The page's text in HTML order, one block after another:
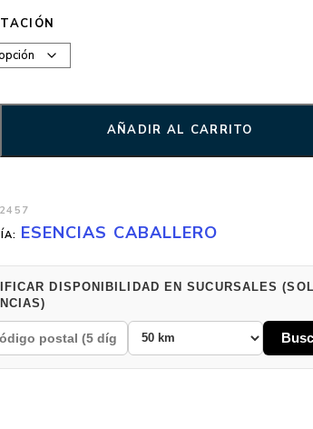
AÑADIR AL CARRITO
ESENCIAS CABALLERO
DISPONIBILIDAD EN SUCURSALES